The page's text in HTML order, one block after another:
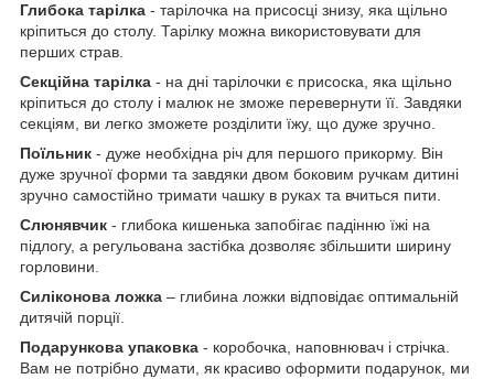
Глибока тарілка - тарілочка на присосці знизу, яка щільно
кріпиться до столу. Тарілку можна використовувати для
перших страв.
Секційна тарілка - на дні тарілочки є присоска, яка щільно
кріпиться до столу і малюк не зможе перевернути її. Завдяки
секціям, ви легко зможете розділити їжу, що дуже зручно.
Поїльник - дуже необхідна річ для першого прикорму. Він
дуже зручної форми та завдяки двом боковим ручкам дитині
зручно самостійно тримати чашку в руках та вчиться пити.
Слюнявчик - глибока кишенька запобігає падінню їжі на
підлогу, а регульована застібка дозволяє збільшити ширину
горловини.
Силіконова ложка – глибина ложки відповідає оптимальній
дитячій порції.
Подарункова упаковка - коробочка, наповнювач і стрічка.
Вам не потрібно думати, як красиво оформити подарунок, ми